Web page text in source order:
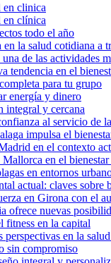
en clinica
en clínica
todo el año
la salud cotidiana a
de las actividades
tendencia en el
para tu grupo
energía y dinero
integral y cercana
al servicio de
impulsa el
en el contexto
en el
en entornos
actual: claves sobre
en Girona con el
ofrece nuevas
fitness en la capital
en la
sin compromiso